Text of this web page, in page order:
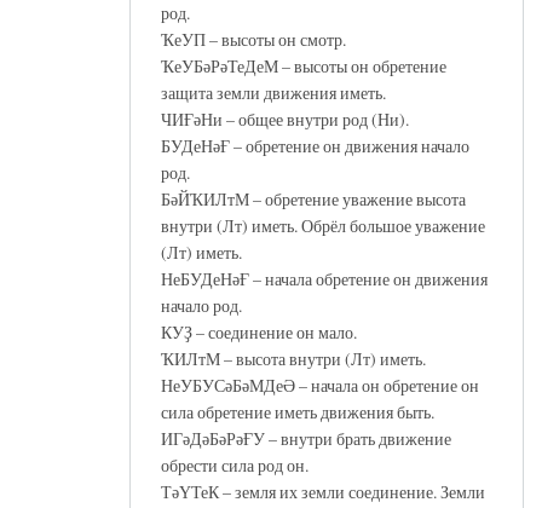
род.
ҠеУП – высоты он смотр.
ҠеУБәРәТеДеМ – высоты он обретение
защита земли движения иметь.
ЧИҒәНи – общее внутри род (Ни).
БУДеНәҒ – обретение он движения начало
род.
БәЙҠИЛтМ – обретение уважение высота
внутри (Лт) иметь. Обрёл большое уважение
(Лт) иметь.
НеБУДеНәҒ – начала обретение он движения
начало род.
КУҘ – соединение он мало.
ҠИЛтМ – высота внутри (Лт) иметь.
НеУБУСәБәМДеӘ – начала он обретение он
сила обретение иметь движения быть.
ИГәДәБәРәҒУ – внутри брать движение
обрести сила род он.
ТәҮТеК – земля их земли соединение. Земли